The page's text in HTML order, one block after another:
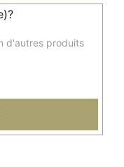
d'autres produits